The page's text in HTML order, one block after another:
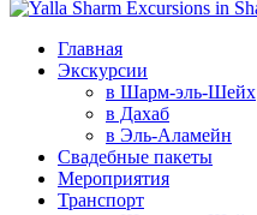
Главная
Экскурсии
в Шарм-эль-Шейх
в Дахаб
в Эль-Аламейн
Свадебные пакеты
Мероприятия
Транспорт